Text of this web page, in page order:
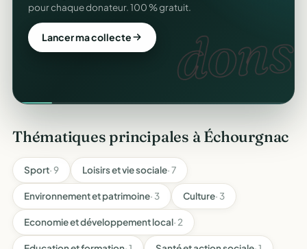
dons.
pour chaque donateur. 100 % gratuit.
Lancer ma collecte
Thématiques principales à Échourgnac
Sport· 9 Loisirs et vie sociale· 7
Environnement et patrimoine· 3 Culture· 3
Economie et développement local· 2